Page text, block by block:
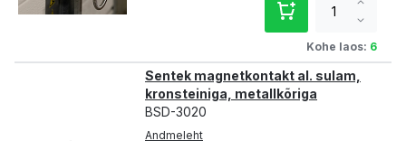
Kohe laos: 6
qty
Sentek magnetkontakt al. sulam,
kronsteiniga, metallkõriga
BSD-3020
Andmeleht